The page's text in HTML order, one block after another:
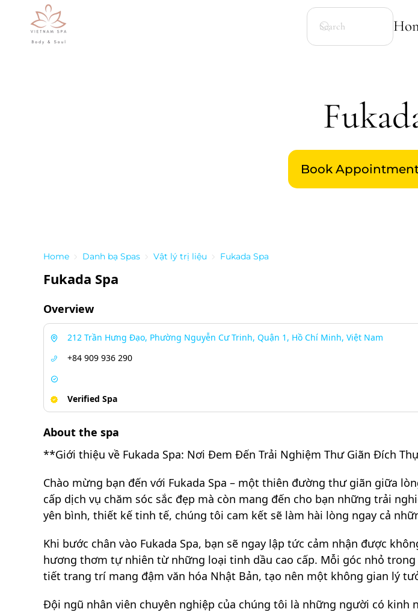
Skip to main content
Book
Home Danh bạ Spas Vật lý trị liệu Fukada Spa
Fukada Spa
Overview
212 Trần Hưng Đạo, Phường Nguyễn Cư Trinh, Quận 1, Hồ Chí Minh, Việt Nam
+84 909 936 290
Verified Spa
About the spa
**Giới thiệu về Fukada Spa: Nơi Đem Đến Trải Nghiệm Thư Giãn Đích
Chào mừng bạn đến với Fukada Spa – một thiên đường thư giãn giữa
cấp dịch vụ chăm sóc sắc đẹp mà còn mang đến cho bạn những trải
yên bình, thiết kế tinh tế, chúng tôi cam kết sẽ làm hài lòng ngay cả
Khi bước chân vào Fukada Spa, bạn sẽ ngay lập tức cảm nhận được
hương thơm tự nhiên từ những loại tinh dầu cao cấp. Mỗi góc nhỏ
tiết trang trí mang đậm văn hóa Nhật Bản, tạo nên một không gian lý
Đội ngũ nhân viên chuyên nghiệp của chúng tôi là những người có kinh